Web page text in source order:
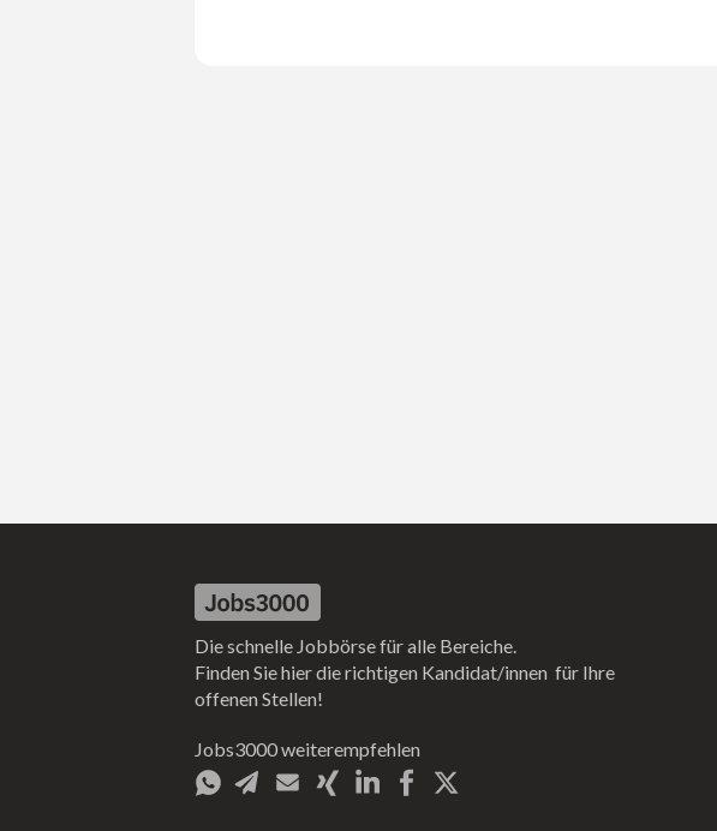
Die schnelle Jobbörse für alle Bereiche.
Finden Sie hier die richtigen Kandidat/innen für Ihre
offenen Stellen!
Jobs3000 weiterempfehlen